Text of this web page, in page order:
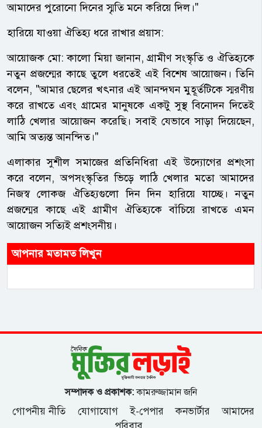
আমাদের পুরোনো দিনের স্মৃতি মনে করিয়ে দিল।"
হারিয়ে যাওয়া ঐতিহ্য ধরে রাখার প্রয়াস:
আয়োজক মো: কালো মিয়া জানান, গ্রামীণ সংস্কৃতি ও ঐতিহ্যকে
নতুন প্রজন্মের কাছে তুলে ধরতেই এই বিশেষ আয়োজন। তিনি
বলেন, "আমার ছেলের খৎনার এই আনন্দঘন মুহূর্তটিকে স্মরণীয়
করে রাখতে এবং গ্রামের মানুষকে একটু সুস্থ বিনোদন দিতেই
লাঠি খেলার আয়োজন করেছি। সবাই যেভাবে সাড়া দিয়েছেন,
আমি অত্যন্ত আনন্দিত।"
এলাকার সুশীল সমাজের প্রতিনিধিরা এই উদ্যোগের প্রশংসা
করে বলেন, অপসংস্কৃতির ভিড়ে লাঠি খেলার মতো আমাদের
নিজস্ব লোকজ ঐতিহ্যগুলো দিন দিন হারিয়ে যাচ্ছে। নতুন
প্রজন্মের কাছে এই গ্রামীণ ঐতিহ্যকে বাঁচিয়ে রাখতে এমন
আয়োজন সত্যিই প্রশংসনীয়।
আপনার মতামত লিখুন
সম্পাদক ও প্রকাশক:কামরুজ্জামান জনি
গোপনীয় নীতি যোগাযোগ ই-পেপার কনভার্টার
আমাদের